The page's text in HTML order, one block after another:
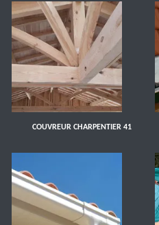
COUVREUR CHARPENTIER 41